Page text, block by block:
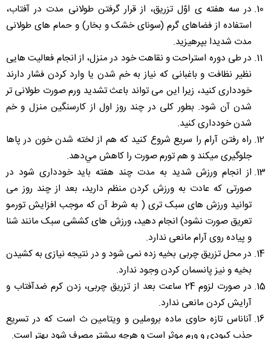
در سه هفته ی اوّل تزریق، از قرار گرفتن طولانی مدت در آفتاب،
استفاده از فضاهای گرم (سونای خشک و بخار) و حمام های طولانی
مدت شديدا بپرهیزید.
در طی دوره استراحت و نقاهت خود در منزل، از انجام فعالیت هایی
نظیر نظافت و باغبانی که نیاز به خم شدن یا وارد کردن فشار دارند
خودداری کنید، زیرا این می تواند باعث تشدید ورم صورت طولانی تر
شدن آن شود. بطور كلى در چند روز اول از کارسنگین منزل و خم
شدن خودداری کنید.
راه رفتن آرام را سريع شروع كنيد كه هم از لخته شدن خون در پاها
جلوگيرى ميكند و هم تورم صورت را كاهش مي‌دهد.
از انجام ورزش شدید به مدت چند هفته باید خودداری شود در
صورتی که عادت به ورزش کردن منظم دارید، بعد از چند روز می
توانید ورزش های سبک تری ( به شرط آن که موجب افزایش تورمو
تعريق صورت نشود) انجام دهید، ورزش های کششی سبک مانند شنا
و پیاده روی آرام مانعی ندارد.
در محل تزریق چربی بخیه زده نمی شود و در نتیجه نیازی به کشیدن
بخیه و نیز پانسمان کردن وجود ندارد.
در صورت لزوم 24 ساعت بعد از تزریق چربی، زدن كرم ضدآفتاب و
آرایش کردن مانعی ندارد.
آناناس تازه حاوی ماده بروملین و ویتامین ث است که در تسریع
جذب کبودی و ورم موثر است و هرچه بیشتر مصرف شود بهتر است.